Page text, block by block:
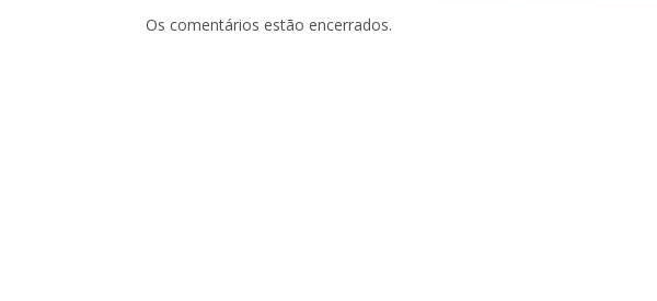
Os comentários estão encerrados.